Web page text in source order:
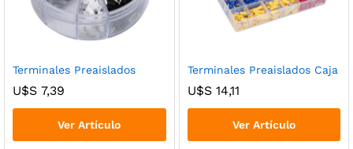
Terminales Preaislados
U$S 7,39
Ver Artículo
Terminales Preaislados Caja
U$S14,11
Ver Artículo